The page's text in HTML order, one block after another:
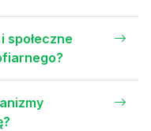
społeczne